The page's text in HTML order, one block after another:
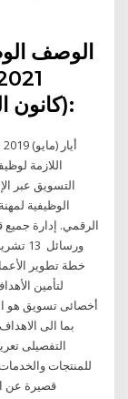
الوصف
(كانون الثاني 2021). جدول المحتويات:
اللازمة
الوظيفية
الرقمي. إدارة
خطة تطوير
لتأمين
أخصائى تسويق هو
بما الى
التفصيلى
للمنتجات
قصيرة عن